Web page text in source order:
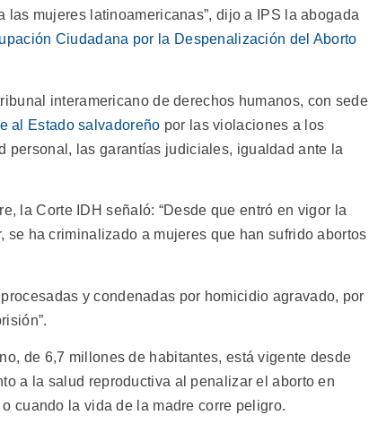
mujeres latinoamericanas”, dijo a IPS la abogada
Ciudadana por la Despenalización del Aborto
interamericano de derechos humanos, con sede
al Estado salvadoreño por las violaciones a los
personal, las garantías judiciales, igualdad ante la
la Corte IDH señaló: “Desde que entró en vigor la
ha criminalizado a mujeres que han sufrido abortos
y condenadas por homicidio agravado, por
de 6,7 millones de habitantes, está vigente desde
a la salud reproductiva al penalizar el aborto en
cuando la vida de la madre corre peligro.